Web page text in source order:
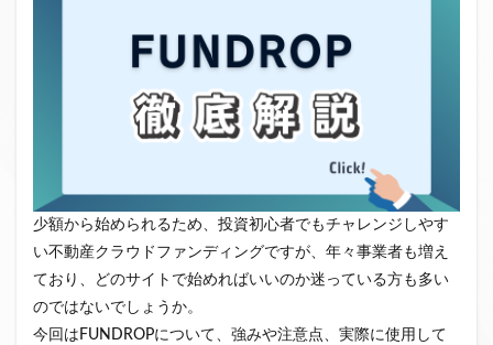
少額から始められるため、投資初心者でもチャレンジしやす
い不動産クラウドファンディングですが、年々事業者も増え
ており、どのサイトで始めればいいのか迷っている方も多い
のではないでしょうか。
今回はFUNDROPについて、強みや注意点、実際に使用して
事業者向け 元本割れ 動画 匿名組合
投資家向け 用語解説 系統用蓄電池
クラウドファンディング事業
クラウドファンディング新規参入
事業者一覧
システム導入 業務提携 API連携 市場規模
税金 eKYC 融資型クラウドファンディング
株式投資型クラウドファンディング
不動産特定共同事業法 非投資型クラウドファンディング